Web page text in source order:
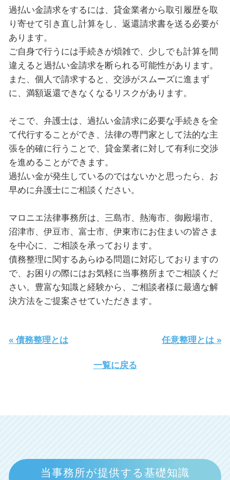
過払い金請求をするには、貸金業者から取引履歴を取
り寄せて引き直し計算をし、返還請求書を送る必要が
あります。
ご自身で行うには手続きが煩雑で、少しでも計算を間
違えると過払い金請求を断られる可能性があります。
また、個人で請求すると、交渉がスムーズに進まず
に、満額返還できなくなるリスクがあります。
そこで、弁護士は、過払い金請求に必要な手続きを全
て代行することができ、法律の専門家として法的な主
張を的確に行うことで、貸金業者に対して有利に交渉
を進めることができます。
過払い金が発生しているのではないかと思ったら、お
早めに弁護士にご相談ください。
マロニエ法律事務所は、三島市、熱海市、御殿場市、
沼津市、伊豆市、富士市、伊東市にお住まいの皆さま
を中心に、ご相談を承っております。
債務整理に関するあらゆる問題に対応しておりますの
で、お困りの際にはお気軽に当事務所までご相談くだ
さい。豊富な知識と経験から、ご相談者様に最適な解
決方法をご提案させていただきます。
« 債務整理とは 任意整理とは »
一覧に戻る
当事務所が提供する基礎知識